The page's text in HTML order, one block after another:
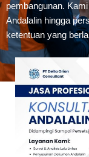
pembangunan.
Andalalin hingga
ketentuan yang